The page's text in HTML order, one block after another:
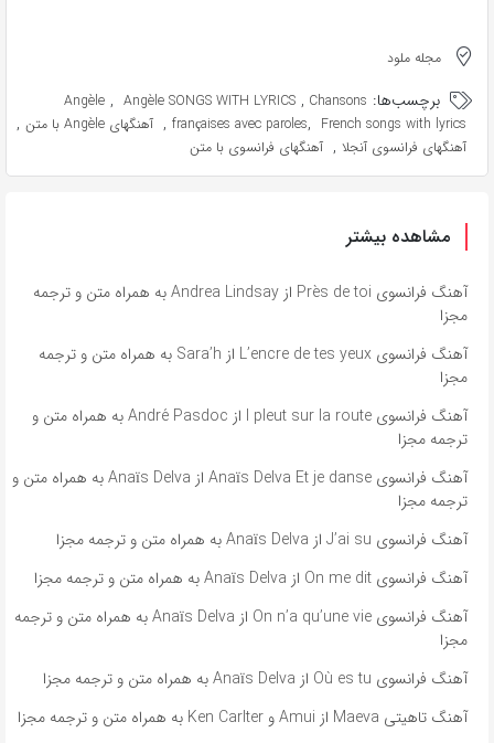
مجله ملود
برچسب‌ها: Angèle , Angèle SONGS WITH LYRICS , Chansons
françaises avec paroles, French songs with lyrics
, آهنگهای Angèle با متن ,
آهنگهای فرانسوی آنجلا , آهنگهای فرانسوی با متن
مشاهده بیشتر
آهنگ فرانسوی Près de toi از Andrea Lindsay به همراه متن و ترجمه
مجزا
آهنگ فرانسوی L’encre de tes yeux از Sara’h به همراه متن و ترجمه
مجزا
آهنگ فرانسوی l pleut sur la route از André Pasdoc به همراه متن و
ترجمه مجزا
آهنگ فرانسوی Anaïs Delva Et je danse از Anaïs Delva به همراه متن و
ترجمه مجزا
آهنگ فرانسوی J’ai su از Anaïs Delva به همراه متن و ترجمه مجزا
آهنگ فرانسوی On me dit از Anaïs Delva به همراه متن و ترجمه مجزا
آهنگ فرانسوی On n’a qu’une vie از Anaïs Delva به همراه متن و ترجمه
مجزا
آهنگ فرانسوی Où es tu از Anaïs Delva به همراه متن و ترجمه مجزا
آهنگ تاهیتی Maeva از Amui و Ken Carlter به همراه متن و ترجمه مجزا